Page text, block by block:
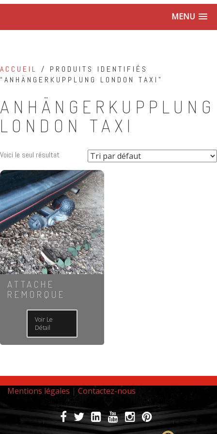
MENU
ACCUEIL / PRODUITS IDENTIFIÉS
“ANHÄNGERKUPPLUNG LONDON TAXI”
ANHÄNGERKUPPLUNG
LONDON TAXI
Voici le seul résultat
ATTACHE
REMORQUE
Voir Le
Détail
Mentions légales | Contactez-nous